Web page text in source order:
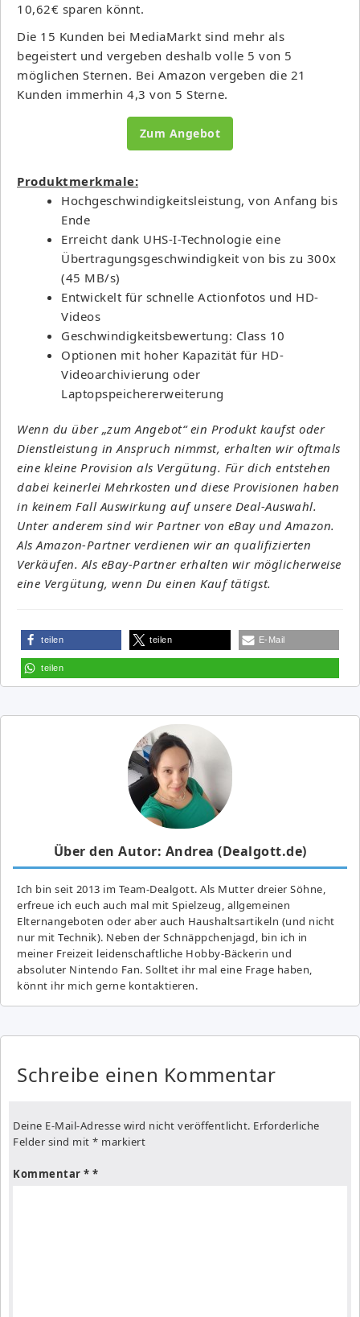
10,62€ sparen könnt.
Die 15 Kunden bei MediaMarkt sind mehr als
begeistert und vergeben deshalb volle 5 von 5
möglichen Sternen. Bei Amazon vergeben die 21
Kunden immerhin 4,3 von 5 Sterne.
Zum Angebot
Produktmerkmale:
Hochgeschwindigkeitsleistung, von Anfang bis
Ende
Erreicht dank UHS-I-Technologie eine
Übertragungsgeschwindigkeit von bis zu 300x
(45 MB/s)
Entwickelt für schnelle Actionfotos und HD-
Videos
Geschwindigkeitsbewertung: Class 10
Optionen mit hoher Kapazität für HD-
Videoarchivierung oder
Laptopspeichererweiterung
Wenn du über „zum Angebot“ ein Produkt kaufst oder
Dienstleistung in Anspruch nimmst, erhalten wir oftmals
eine kleine Provision als Vergütung. Für dich entstehen
dabei keinerlei Mehrkosten und diese Provisionen haben
in keinem Fall Auswirkung auf unsere Deal-Auswahl.
Unter anderem sind wir Partner von eBay und Amazon.
Als Amazon-Partner verdienen wir an qualifizierten
Verkäufen. Als eBay-Partner erhalten wir möglicherweise
eine Vergütung, wenn Du einen Kauf tätigst.
teilen teilen E-Mail
teilen
Über den Autor: Andrea (Dealgott.de)
Ich bin seit 2013 im Team-Dealgott. Als Mutter dreier Söhne,
erfreue ich euch auch mal mit Spielzeug, allgemeinen
Elternangeboten oder aber auch Haushaltsartikeln (und nicht
nur mit Technik). Neben der Schnäppchenjagd, bin ich in
meiner Freizeit leidenschaftliche Hobby-Bäckerin und
absoluter Nintendo Fan. Solltet ihr mal eine Frage haben,
könnt ihr mich gerne kontaktieren.
Schreibe einen Kommentar
Deine E-Mail-Adresse wird nicht veröffentlicht. Erforderliche
Felder sind mit * markiert
Kommentar *